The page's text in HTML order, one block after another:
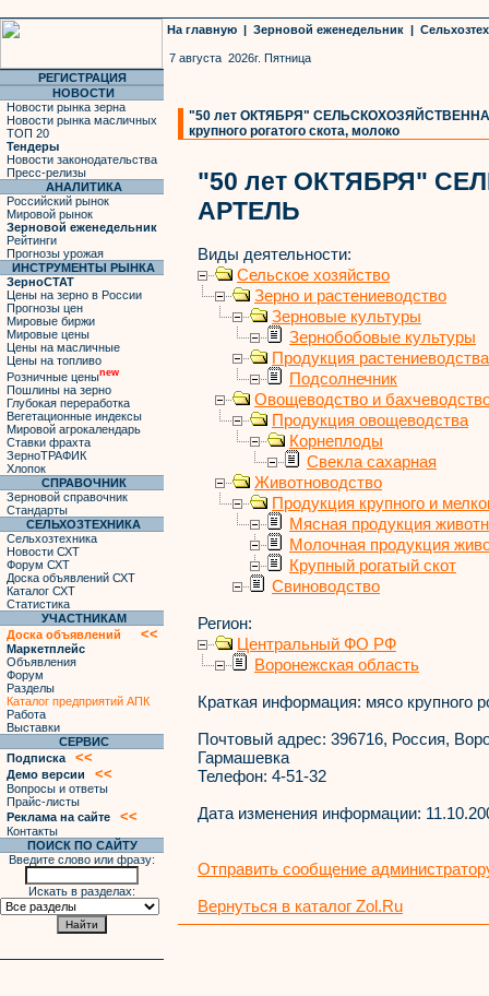
На главную | Зерновой еженедельник |
7 августа 2026г. Пятница
РЕГИСТРАЦИЯ
НОВОСТИ
Новости рынка зерна
Новости рынка масличных
ТОП 20
Тендеры
Новости законодательства
Пресс-релизы
АНАЛИТИКА
Российский рынок
Мировой рынок
Зерновой еженедельник
Рейтинги
Прогнозы урожая
ИНСТРУМЕНТЫ РЫНКА
ЗерноСТАТ
Цены на зерно в России
Прогнозы цен
Мировые биржи
Мировые цены
Цены на масличные
Цены на топливо
Розничные ценыnew
Пошлины на зерно
Глубокая переработка
Вегетационные индексы
Мировой агрокалендарь
Ставки фрахта
ЗерноТРАФИК
Хлопок
СПРАВОЧНИК
Зерновой справочник
Стандарты
СЕЛЬХОЗТЕХНИКА
Сельхозтехника
Новости СХТ
Форум СХТ
Доска объявлений СХТ
Каталог СХТ
Статистика
УЧАСТНИКАМ
Доска объявлений
<<
Маркетплейс
Объявления
Форум
Разделы
Каталог предприятий АПК
Работа
Выставки
СЕРВИС
Подписка
<<
Демо версии <<
Вопросы и ответы
Прайс-листы
Реклама на сайте
<<
Контакты
ПОИСК ПО САЙТУ
Введите слово или фразу:
Искать в разделах:
"50 лет ОКТЯБРЯ"
крупного рогатого скота, молоко
"50 лет ОКТЯБРЯ"
АРТЕЛЬ
Виды деятельности:
Сельское хозяйство
Зерно и растениеводство
Зерновые культуры
Зернобобовые культуры
Продукция растениеводства
Подсолнечник
Овощеводство и
Продукция овощеводства
Корнеплоды
Свекла сахарная
Животноводство
Продукция крупного и
Мясная продукция
Молочная продукция
Крупный рогатый скот
Свиноводство
Регион:
Центральный ФО РФ
Воронежская область
Краткая информация: мясо крупного
Почтовый адрес: 396716, Россия,
Гармашевка
Телефон: 4-51-32
Дата изменения информации:
Отправить сообщение
Вернуться в каталог Zol.Ru